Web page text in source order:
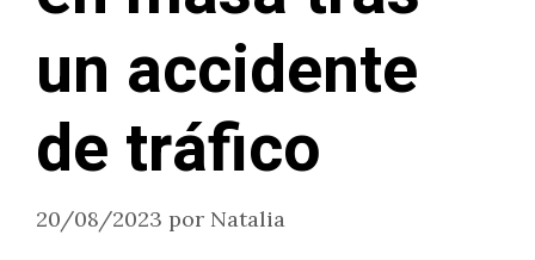
un accidente
de tráfico
20/08/2023 por Natalia